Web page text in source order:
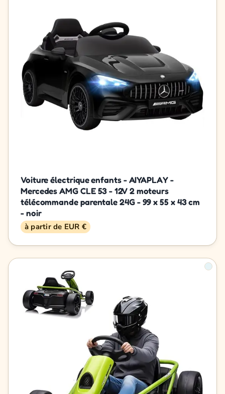
Voiture électrique enfants - AIYAPLAY -
Mercedes AMG CLE 53 - 12V 2 moteurs
télécommande parentale 24G - 99 x 55 x 43 cm
- noir
à partir de EUR €